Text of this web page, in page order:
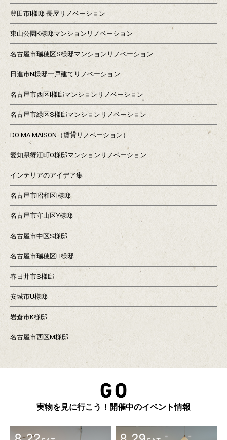
豊田市I様邸 長屋リノベーション
東山公園K様邸マンションリノベーション
名古屋市瑞穂区S様邸マンションリノベーション
日進市N様邸一戸建てリノベーション
名古屋市西区I様邸マンションリノベーション
名古屋市緑区S様邸マンションリノベーション
DO MA MAISON（賃貸リノベーション）
愛知県蟹江町O様邸マンションリノベーション
インテリアのアイデア集
名古屋市昭和区I様邸
名古屋市守山区Y様邸
名古屋市中区S様邸
名古屋市瑞穂区H様邸
春日井市S様邸
安城市U様邸
岩倉市K様邸
名古屋市西区M様邸
実物を見に行こう！開催中のイベント情報